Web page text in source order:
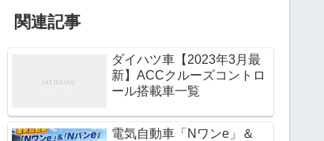
関連記事
ダイハツ車【2023年3月最
新】ACCクルーズコントロ
ール搭載車一覧
電気自動車「Nワンe」＆